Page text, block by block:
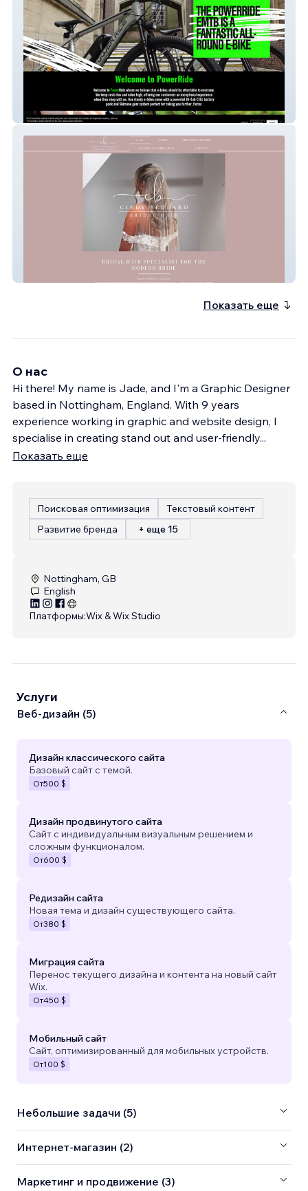
PowerRide Bikes
Cindy Beddard Bridal Hair
Показать еще
О нас
Hi there! My name is Jade, and I'm a Graphic Designer
based in Nottingham, England. With 9 years
experience working in graphic and website design, I
specialise in creating stand out and user-friendly...
Показать еще
Поисковая оптимизация
Текстовый контент
Развитие бренда
+ еще 15
Nottingham, GB
English
Платформы:Wix & Wix Studio
Услуги
Веб-дизайн (5)
Дизайн классического сайта
Базовый сайт с темой.
От500 $
Дизайн продвинутого сайта
Сайт с индивидуальным визуальным решением и
сложным функционалом.
От600 $
Редизайн сайта
Новая тема и дизайн существующего сайта.
От380 $
Миграция сайта
Перенос текущего дизайна и контента на новый сайт
Wix.
От450 $
Мобильный сайт
Сайт, оптимизированный для мобильных устройств.
От100 $
Небольшие задачи (5)
Интернет-магазин (2)
Маркетинг и продвижение (3)